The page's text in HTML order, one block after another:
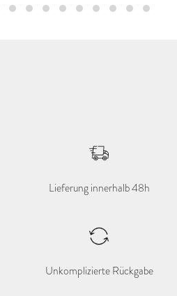
Lieferung innerhalb 48h
Unkomplizierte Rückgabe